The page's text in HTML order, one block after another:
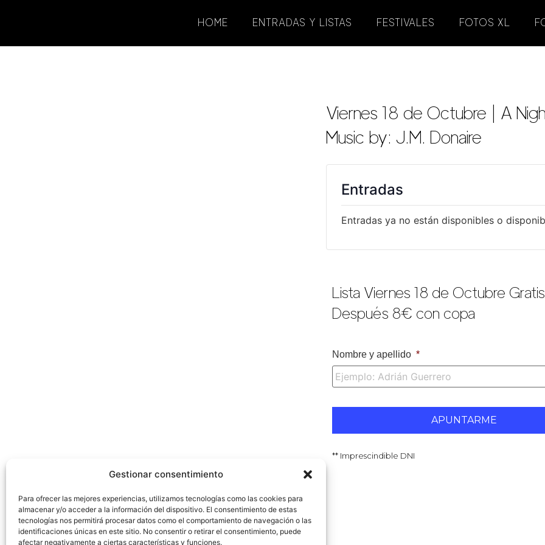
Gestionar consentimiento
Para ofrecer las mejores experiencias, utilizamos tecnologías como las cookies para
almacenar y/o acceder a la información del dispositivo. El consentimiento de estas
tecnologías nos permitirá procesar datos como el comportamiento de navegación o las
identificaciones únicas en este sitio. No consentir o retirar el consentimiento, puede
afectar negativamente a ciertas características y funciones.
HOME ENTRADAS Y LISTAS FESTIVALES FOTOS XL
Viernes 18 de Octubre | A
Music by: J.M. Donaire
Entradas
Entradas ya no están disponibles o
Lista Viernes 18 de Octubre
Después 8€ con copa
Nombre y apellido *
** Imprescindible DNI